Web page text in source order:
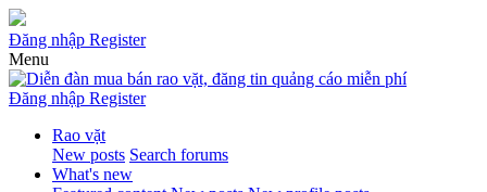
Đăng nhập Register
Menu
Đăng nhập Register
Rao vặt
New posts Search forums
What's new